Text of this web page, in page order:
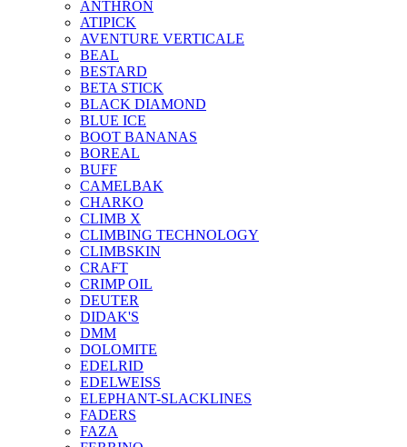
ANTHRON
ATIPICK
AVENTURE VERTICALE
BEAL
BESTARD
BETA STICK
BLACK DIAMOND
BLUE ICE
BOOT BANANAS
BOREAL
BUFF
CAMELBAK
CHARKO
CLIMB X
CLIMBING TECHNOLOGY
CLIMBSKIN
CRAFT
CRIMP OIL
DEUTER
DIDAK'S
DMM
DOLOMITE
EDELRID
EDELWEISS
ELEPHANT-SLACKLINES
FADERS
FAZA